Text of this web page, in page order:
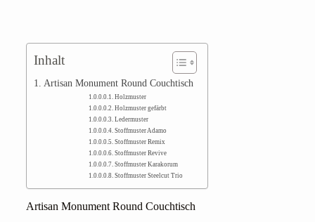
Inhalt
Artisan Monument Round Couchtisch
Holzmuster
Holzmuster gefärbt
Ledermuster
Stoffmuster Adamo
Stoffmuster Remix
Stoffmuster Revive
Stoffmuster Karakorum
Stoffmuster Steelcut Trio
Artisan Monument Round Couchtisch